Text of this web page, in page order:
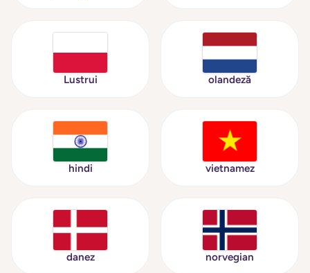
Lustrui olandeză
hindi vietnamez
danez norvegian